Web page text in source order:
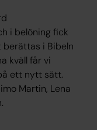
i belöning fick
berättas i Bibeln
kväll får vi
ett nytt sätt.
Martin, Lena